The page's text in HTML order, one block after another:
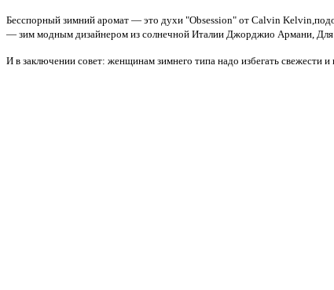
Бесспорный зимний аромат — это духи "Obsession" от Calvin
— зим модным дизайнером из солнечной Италии Джорджио Армани, Для
И в заключении совет: женщинам зимнего типа надо избегать